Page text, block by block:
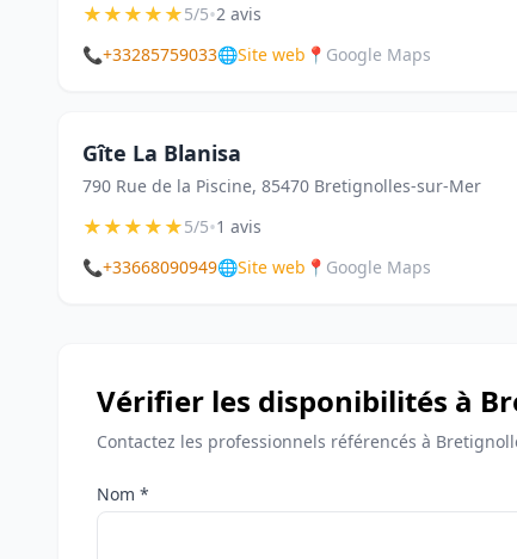
★★★★★5/5•2 avis
📞+33285759033🌐Site web 📍 Google Maps
Gîte La Blanisa
790 Rue de la Piscine, 85470 Bretignolles-sur-Mer
★★★★★5/5•1 avis
📞+33668090949🌐Site web 📍 Google Maps
Vérifier les disponibilités à
Contactez les professionnels référencés à
Nom *